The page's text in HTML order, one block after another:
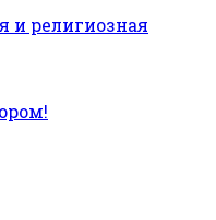
и религиозная